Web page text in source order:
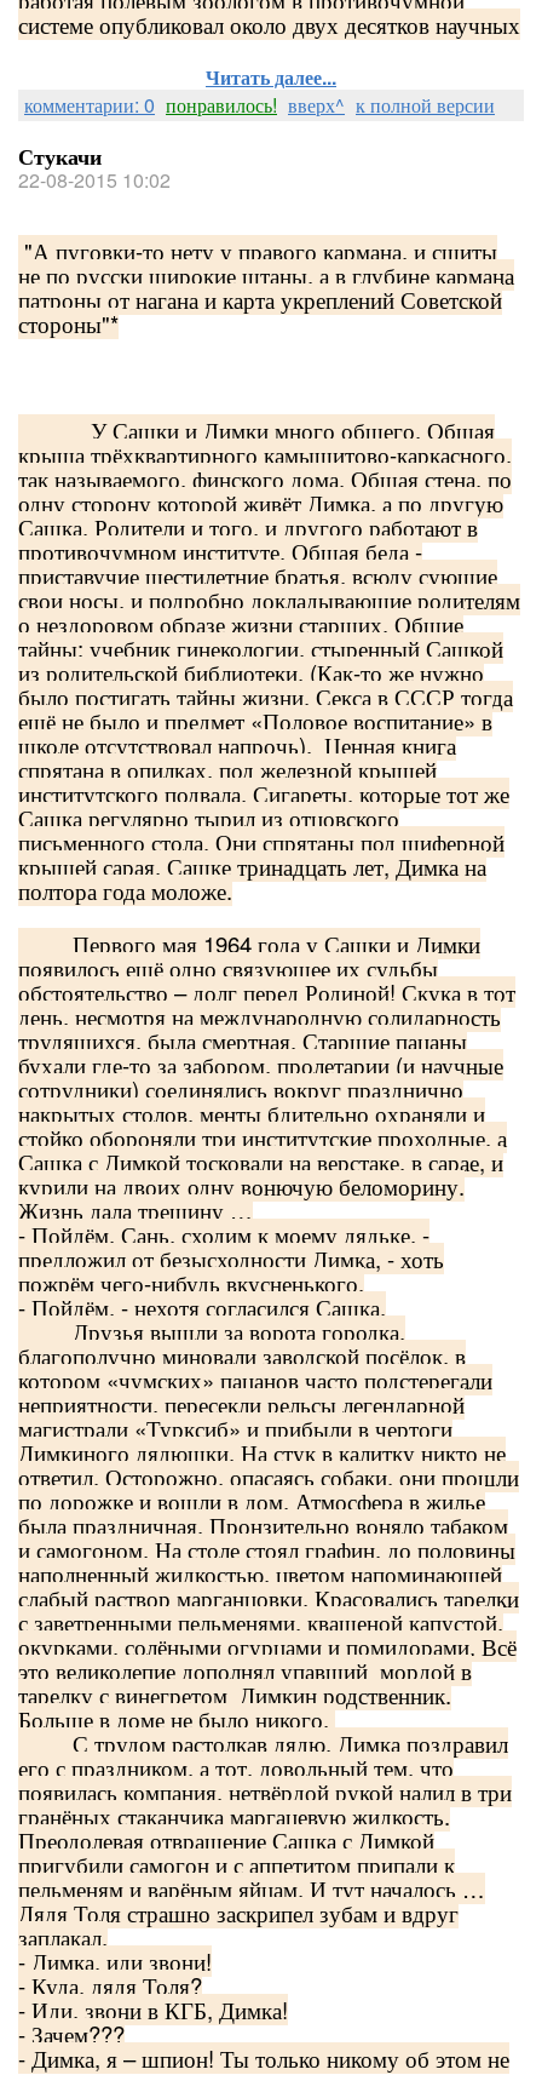
системе опубликовал около двух десятков научных
Читать далее...
комментарии: 0 понравилось! вверх^ к полной версии
Стукачи
22-08-2015 10:02
"А пуговки-то нету у правого кармана, и сшиты
не по русски широкие штаны, а в глубине кармана
патроны от нагана и карта укреплений Советской
стороны"*
У Сашки и Димки много общего. Общая
крыша трёхквартирного камышитово-каркасного,
так называемого, финского дома. Общая стена, по
одну сторону которой живёт Димка, а по другую
Сашка. Родители и того, и другого работают в
противочумном институте. Общая беда -
приставучие шестилетние братья, всюду сующие
свои носы, и подробно докладывающие родителям
о нездоровом образе жизни старших. Общие
тайны: учебник гинекологии, стыренный Сашкой
из родительской библиотеки. (Как-то же нужно
было постигать тайны жизни. Секса в СССР тогда
ещё не было и предмет «Половое воспитание» в
школе отсутствовал напрочь). Ценная книга
спрятана в опилках, под железной крышей
институтского подвала. Сигареты, которые тот же
Сашка регулярно тырил из отцовского
письменного стола. Они спрятаны под шиферной
крышей сарая. Сашке тринадцать лет, Димка на
полтора года моложе.
Первого мая 1964 года у Сашки и Димки
появилось ещё одно связующее их судьбы
обстоятельство – долг перед Родиной! Скука в тот
день, несмотря на международную солидарность
трудящихся, была смертная. Старшие пацаны
бухали где-то за забором, пролетарии (и научные
сотрудники) соединялись вокруг празднично
накрытых столов, менты бдительно охраняли и
стойко обороняли три институтские проходные, а
Сашка с Димкой тосковали на верстаке, в сарае, и
курили на двоих одну вонючую беломорину.
Жизнь дала трещину …
- Пойдём, Сань, сходим к моему дядьке, -
предложил от безысходности Димка, - хоть
пожрём чего-нибудь вкусненького.
- Пойдём, - нехотя согласился Сашка.
Друзья вышли за ворота городка,
благополучно миновали заводской посёлок, в
котором «чумских» пацанов часто подстерегали
неприятности, пересекли рельсы легендарной
магистрали «Турксиб» и прибыли в чертоги
Димкиного дядюшки. На стук в калитку никто не
ответил. Осторожно, опасаясь собаки, они прошли
по дорожке и вошли в дом. Атмосфера в жилье
была праздничная. Пронзительно воняло табаком
и самогоном. На столе стоял графин, до половины
наполненный жидкостью, цветом напоминающей
слабый раствор марганцовки. Красовались тарелки
с заветренными пельменями, квашеной капустой,
окурками, солёными огурцами и помидорами. Всё
это великолепие дополнял упавший мордой в
тарелку с винегретом Димкин родственник.
Больше в доме не было никого.
С трудом растолкав дядю, Димка поздравил
его с праздником, а тот, довольный тем, что
появилась компания, нетвёрдой рукой налил в три
гранёных стаканчика маргацевую жидкость.
Преодолевая отвращение Сашка с Димкой
пригубили самогон и с аппетитом припали к
пельменям и варёным яйцам. И тут началось …
Дядя Толя страшно заскрипел зубам и вдруг
заплакал,
- Димка, иди звони!
- Куда, дядя Толя?
- Иди, звони в КГБ, Димка!
- Зачем???
- Димка, я – шпион! Ты только никому об этом не